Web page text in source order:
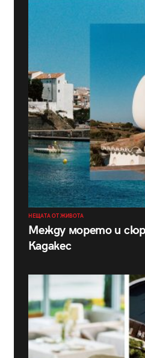
НЕЩАТА ОТ ЖИВОТА
Между морето и
Кадакес